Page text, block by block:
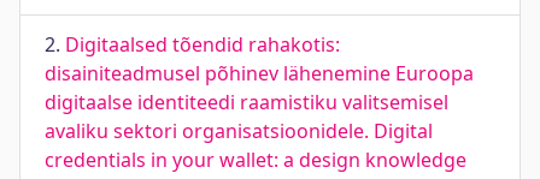
2. Digitaalsed tõendid rahakotis:
disainiteadmusel põhinev lähenemine Euroopa
digitaalse identiteedi raamistiku valitsemisel
avaliku sektori organisatsioonidele. Digital
credentials in your wallet: a design knowledge